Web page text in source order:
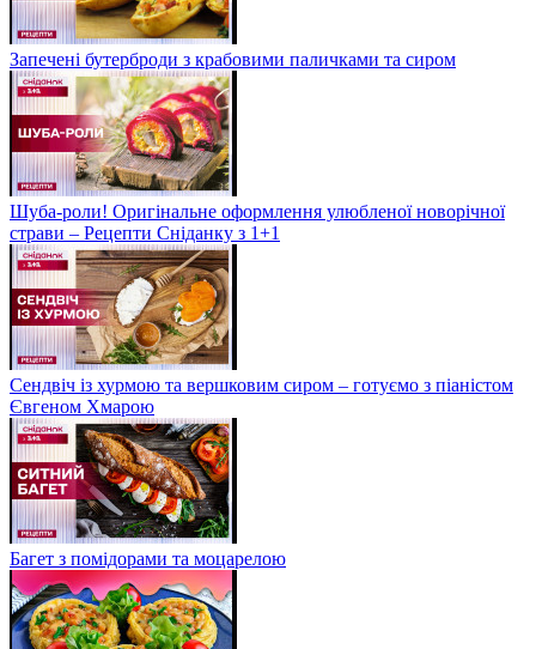
Запечені бутерброди з крабовими паличками та сиром
Шуба-роли! Оригінальне оформлення улюбленої новорічної
страви – Рецепти Сніданку з 1+1
Сендвіч із хурмою та вершковим сиром – готуємо з піаністом
Євгеном Хмарою
Багет з помідорами та моцарелою